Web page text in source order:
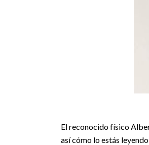
El reconocido físico
así cómo lo estás